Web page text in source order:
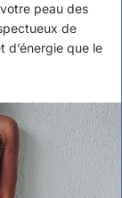
peau des
de
d’énergie que le